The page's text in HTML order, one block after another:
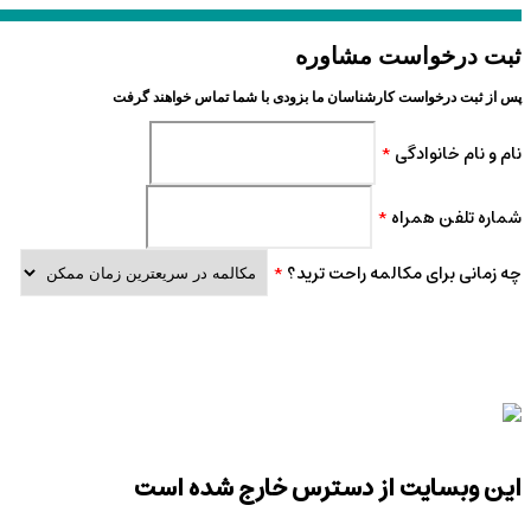
ثبت درخواست مشاوره
پس از ثبت درخواست کارشناسان ما بزودی با شما تماس خواهند گرفت
نام و نام خانوادگی *
شماره تلفن همراه *
چه زمانی برای مکالمه راحت ترید؟ *
این وبسایت از دسترس خارج شده است